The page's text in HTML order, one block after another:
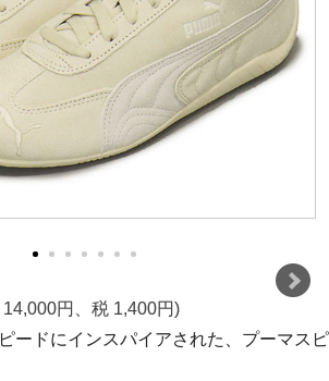
円、税 1,400円)
ードにインスパイアされた、プーマスピ